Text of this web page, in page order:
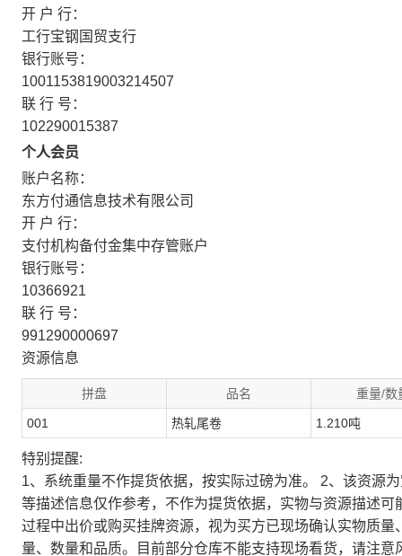
开 户 行：
工行宝钢国贸支行
银行账号：
1001153819003214507
联 行 号：
102290015387
个人会员
账户名称：
东方付通信息技术有限公司
开 户 行：
支付机构备付金集中存管账户
银行账号：
10366921
联 行 号：
991290000697
资源信息
拼盘 品名 重量/数
001 热轧尾卷 1.210吨
特别提醒:
1、系统重量不作提货依据，按实际过磅为准。 2、该资源
等描述信息仅作参考，不作为提货依据，实物与资源描述
过程中出价或购买挂牌资源，视为买方已现场确认实物质
量、数量和品质。目前部分仓库不能支持现场看货，请注